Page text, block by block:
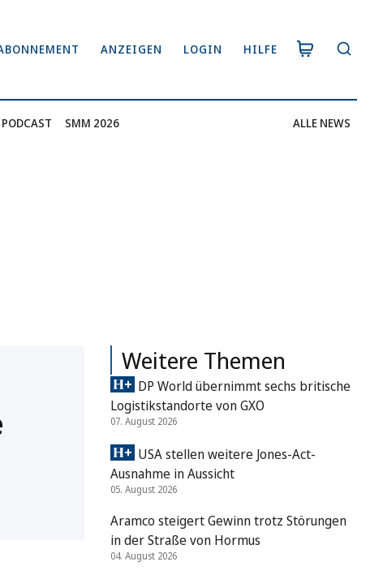
ANZEIGEN LOGIN HILFE
PODCAST SMM 2026 ALLE NEWS
Weitere Themen
DP World übernimmt sechs britische
Logistikstandorte von GXO
07. August 2026
USA stellen weitere Jones-Act-
Ausnahme in Aussicht
05. August 2026
Aramco steigert Gewinn trotz Störungen
in der Straße von Hormus
04. August 2026